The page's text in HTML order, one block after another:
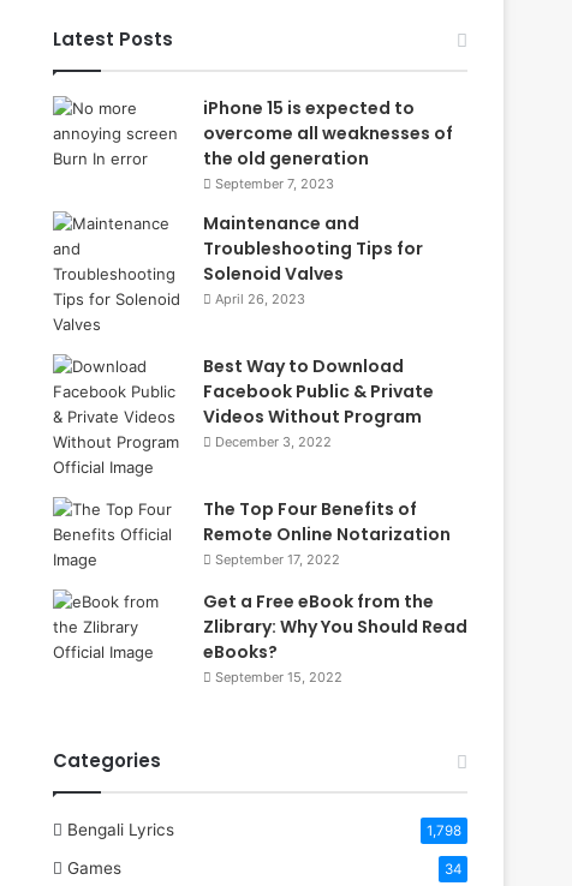
Latest Posts
iPhone 15 is expected to
overcome all weaknesses of
the old generation
September 7, 2023
Maintenance and
Troubleshooting Tips for
Solenoid Valves
April 26, 2023
Best Way to Download
Facebook Public & Private
Videos Without Program
December 3, 2022
The Top Four Benefits of
Remote Online Notarization
September 17, 2022
Get a Free eBook from the
Zlibrary: Why You Should Read
eBooks?
September 15, 2022
Categories
Bengali Lyrics 1,798
Games 34